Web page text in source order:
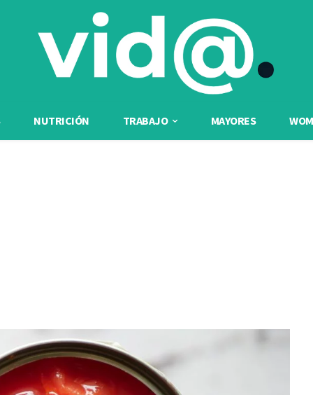
NUTRICIÓN TRABAJO MAYORES